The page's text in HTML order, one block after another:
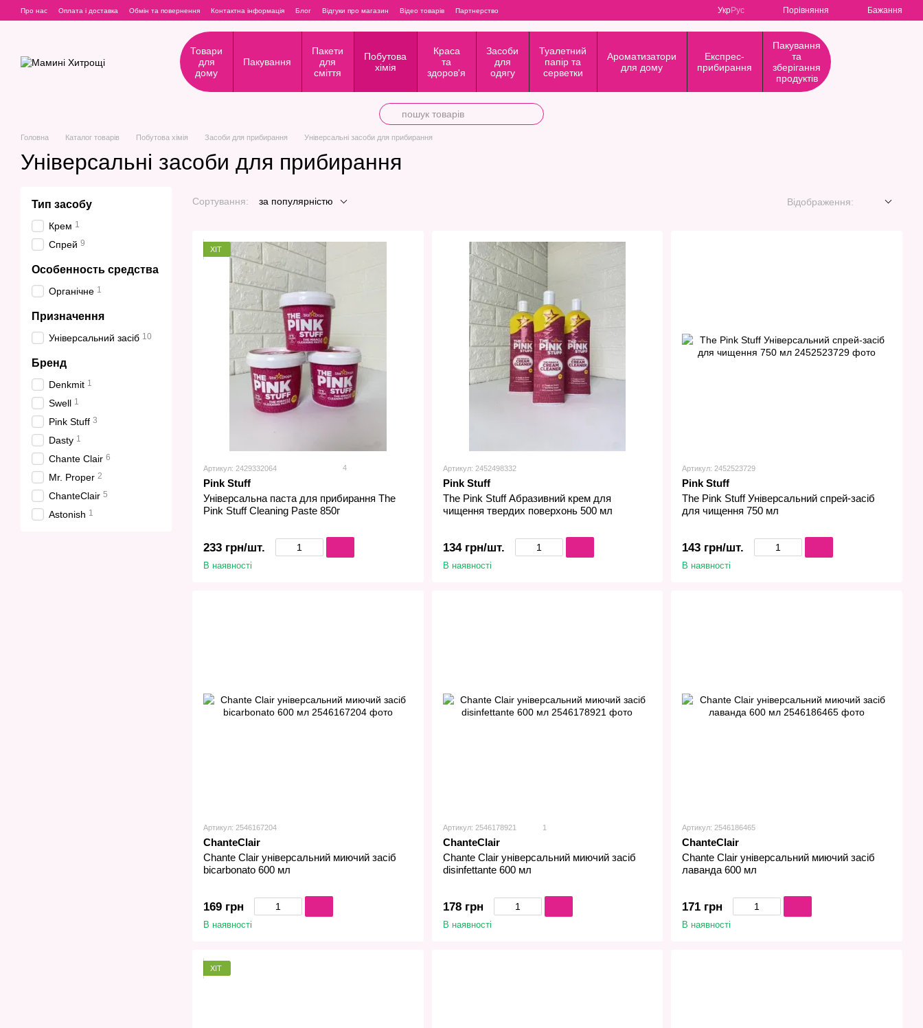
Перейти до основного контенту
Про нас Оплата і доставка Обмін та повернення Контактна інформація Блог Відгуки про магазин Відео товарів Партнерство УкрРус Порівняння Бажання
Товари
для
дому
Пакування
Пакети
для
сміття
Побутова
хімія
Краса
та
здоров'я
Засоби
для
одягу
Туалетний
папір та
серветки
Ароматизатори
для дому
Експрес-
прибирання
Пакування
та
зберігання
продуктів
Головна Каталог товарів Побутова хімія Засоби для прибирання Універсальні засоби для прибирання
Універсальні засоби для прибирання
Сортування: за популярністю Відображення:
ХІТ
Артикул: 2429332064 4
Pink Stuff
Універсальна паста для прибирання The
Pink Stuff Cleaning Paste 850г
233 грн/шт.
В наявності
Артикул: 2452498332
Pink Stuff
The Pink Stuff Абразивний крем для
чищення твердих поверхонь 500 мл
134 грн/шт.
В наявності
Артикул: 2452523729
Pink Stuff
The Pink Stuff Універсальний спрей-засіб
для чищення 750 мл
143 грн/шт.
В наявності
Артикул: 2546167204
ChanteClair
Сhante Сlair універсальний миючий засіб
bicarbonato 600 мл
169 грн
В наявності
Артикул: 2546178921 1
ChanteClair
Сhante Сlair універсальний миючий засіб
disinfettante 600 мл
178 грн
В наявності
Артикул: 2546186465
ChanteClair
Сhante Сlair універсальний миючий засіб
лаванда 600 мл
171 грн
В наявності
ХІТ
Тип засобу
Крем 1
Спрей 9
Особенность средства
Органічне 1
Призначення
Універсальний засіб 10
Бренд
Denkmit 1
Swell 1
Pink Stuff 3
Dasty 1
Chante Clair 6
Mr. Proper 2
ChanteClair 5
Astonish 1